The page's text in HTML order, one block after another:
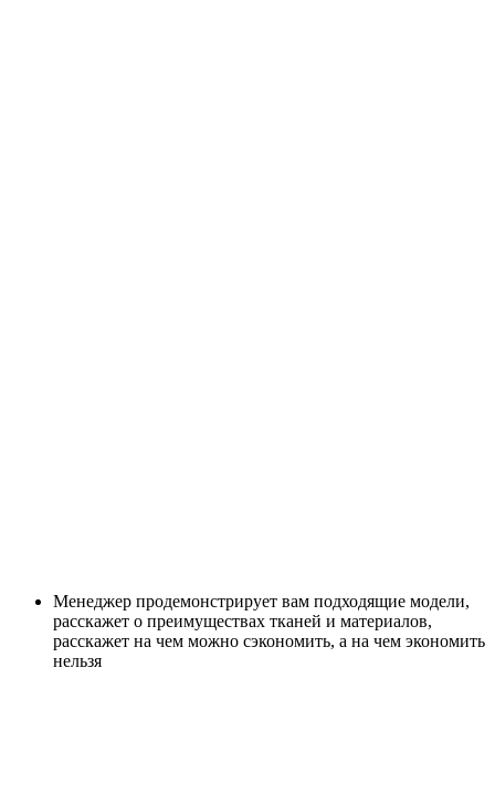
Менеджер продемонстрирует вам подходящие модели,
расскажет о преимуществах тканей и материалов,
расскажет на чем можно сэкономить, а на чем экономить
нельзя